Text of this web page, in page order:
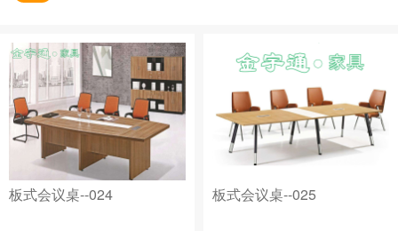
板式会议桌--024 板式会议桌--025